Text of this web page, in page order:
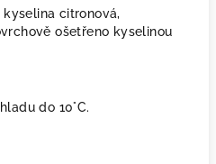
citronová,
ošetřeno kyselinou
do 10°C.